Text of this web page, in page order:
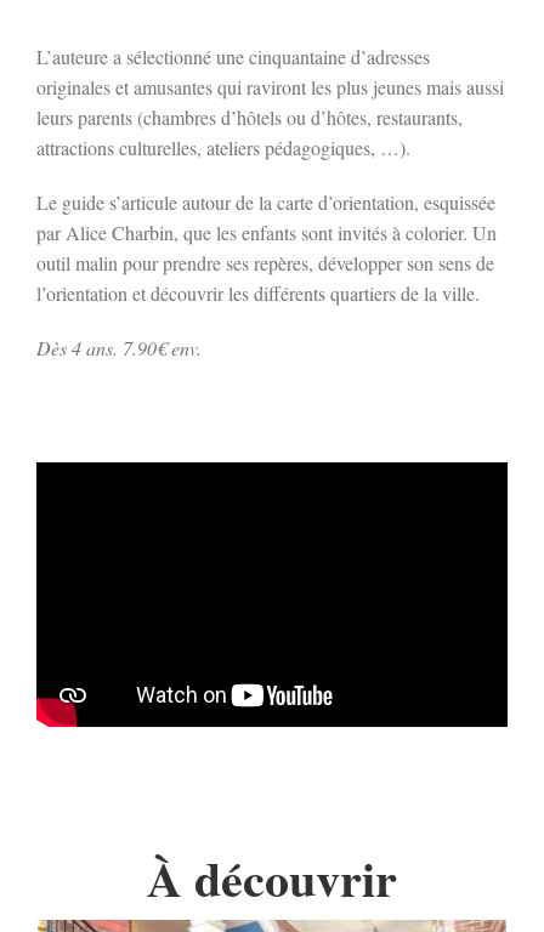
L’auteure a sélectionné une cinquantaine d’adresses
originales et amusantes qui raviront les plus jeunes mais aussi
leurs parents (chambres d’hôtels ou d’hôtes, restaurants,
attractions culturelles, ateliers pédagogiques, …).
Le guide s’articule autour de la carte d’orientation, esquissée
par Alice Charbin, que les enfants sont invités à colorier. Un
outil malin pour prendre ses repères, développer son sens de
l’orientation et découvrir les différents quartiers de la ville.
Dès 4 ans. 7.90€ env.
À découvrir